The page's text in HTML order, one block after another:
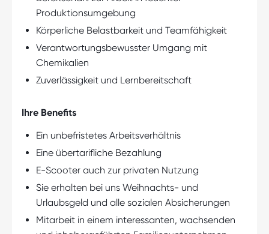
Produktionsumgebung
Körperliche Belastbarkeit und Teamfähigkeit
Verantwortungsbewusster Umgang mit
Chemikalien
Zuverlässigkeit und Lernbereitschaft
Ihre Benefits
Ein unbefristetes Arbeitsverhältnis
Eine übertarifliche Bezahlung
E-Scooter auch zur privaten Nutzung
Sie erhalten bei uns Weihnachts- und
Urlaubsgeld und alle sozialen Absicherungen
Mitarbeit in einem interessanten, wachsenden